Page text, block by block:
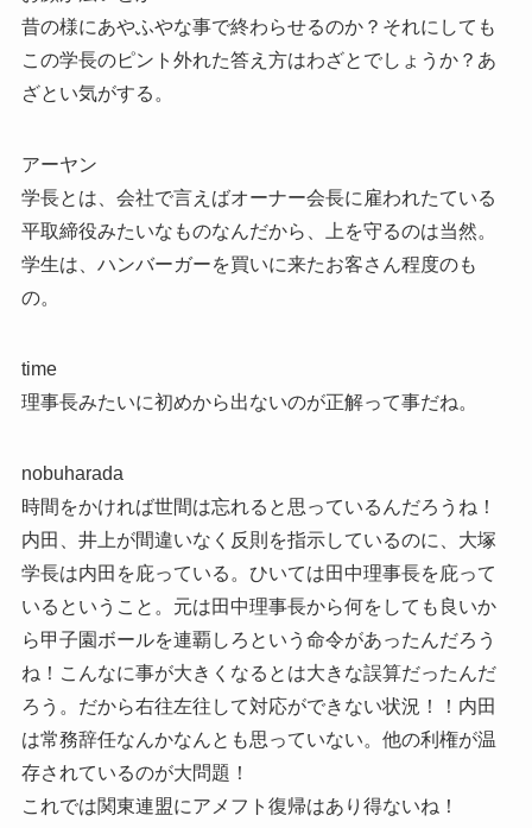
昔の様にあやふやな事で終わらせるのか？それにしても
この学長のピント外れた答え方はわざとでしょうか？あ
ざとい気がする。
アーヤン
学長とは、会社で言えばオーナー会長に雇われたている
平取締役みたいなものなんだから、上を守るのは当然。
学生は、ハンバーガーを買いに来たお客さん程度のも
の。
time
理事長みたいに初めから出ないのが正解って事だね。
nobuharada
時間をかければ世間は忘れると思っているんだろうね！
内田、井上が間違いなく反則を指示しているのに、大塚
学長は内田を庇っている。ひいては田中理事長を庇って
いるということ。元は田中理事長から何をしても良いか
ら甲子園ボールを連覇しろという命令があったんだろう
ね！こんなに事が大きくなるとは大きな誤算だったんだ
ろう。だから右往左往して対応ができない状況！！内田
は常務辞任なんかなんとも思っていない。他の利権が温
存されているのが大問題！
これでは関東連盟にアメフト復帰はあり得ないね！